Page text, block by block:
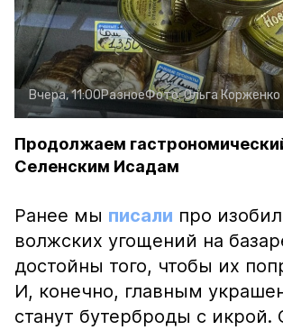
Вчера, 11:00РазноеФото:Ольга Корженко
Продолжаем
Селенским Исадам
Ранее мы писали про
волжских угощений на
достойны того, чтобы их
И, конечно, главным
станут бутерброды с икрой.